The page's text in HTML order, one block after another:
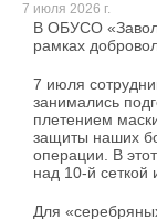
7 июля 2026 г.
В ОБУСО
рамках
7 июля
занимались
плетением
защиты наших
операции. В
над 10-й сеткой
Для